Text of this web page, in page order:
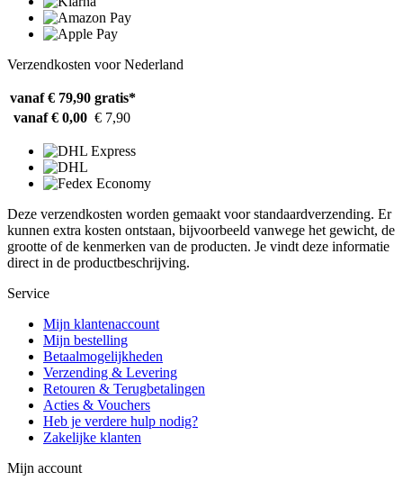
Verzendkosten voor Nederland
vanaf € 79,90 gratis*
vanaf € 0,00 € 7,90
Deze verzendkosten worden gemaakt voor standaardverzending. Er
kunnen extra kosten ontstaan, bijvoorbeeld vanwege het gewicht, de
grootte of de kenmerken van de producten. Je vindt deze informatie
direct in de productbeschrijving.
Service
Mijn klantenaccount
Mijn bestelling
Betaalmogelijkheden
Verzending & Levering
Retouren & Terugbetalingen
Acties & Vouchers
Heb je verdere hulp nodig?
Zakelijke klanten
Mijn account